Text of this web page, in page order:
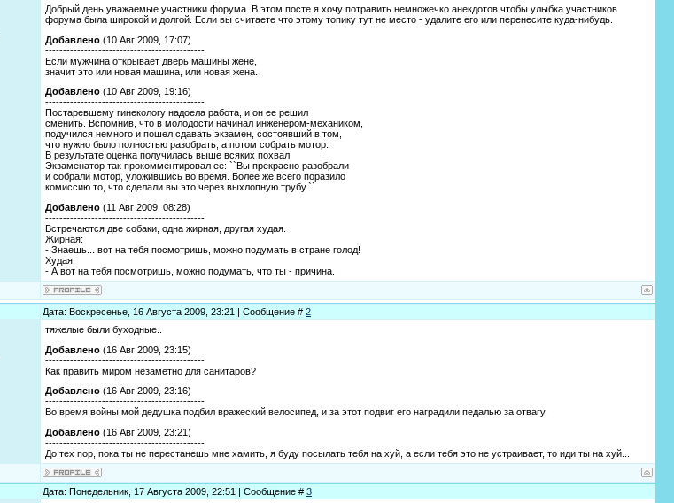
Добрый день уважаемые участники форума. В этом посте я хочу потравить немножечко анекдотов чтобы улыбка участников
форума была широкой и долгой. Если вы считаете что этому топику тут не место - удалите его или перенесите куда-нибудь.
Добавлено (10 Авг 2009, 17:07)
---------------------------------------------
Если мужчина открывает дверь машины жене,
значит это или новая машина, или новая жена.
Добавлено (10 Авг 2009, 19:16)
---------------------------------------------
Постаревшему гинекологу надоела работа, и он ее решил
сменить. Вспомнив, что в молодости начинал инженером-механиком,
подучился немного и пошел сдавать экзамен, состоявший в том,
что нужно было полностью разобрать, а потом собрать мотор.
В результате оценка получилась выше всяких похвал.
Экзаменатор так прокомментировал ее: ``Вы прекрасно разобрали
и собрали мотор, уложившись во время. Более же всего поразило
комиссию то, что сделали вы это через выхлопную трубу.``
Добавлено (11 Авг 2009, 08:28)
---------------------------------------------
Встречаются две собаки, одна жирная, другая худая.
Жирная:
- Знаешь... вот на тебя посмотришь, можно подумать в стране голод!
Худая:
- А вот на тебя посмотришь, можно подумать, что ты - причина.
Дата: Воскресенье, 16 Августа 2009, 23:21 | Сообщение # 2
тяжелые были буходные..
Добавлено (16 Авг 2009, 23:15)
---------------------------------------------
Как править миром незаметно для санитаров?
Добавлено (16 Авг 2009, 23:16)
---------------------------------------------
Во время войны мой дедушка подбил вражеский велосипед, и за этот подвиг его наградили педалью за отвагу.
Добавлено (16 Авг 2009, 23:21)
---------------------------------------------
До тех пор, пока ты не перестанешь мне хамить, я буду посылать тебя на хуй, а если тебя это не устраивает, то иди ты на хуй...
Дата: Понедельник, 17 Августа 2009, 22:51 | Сообщение # 3